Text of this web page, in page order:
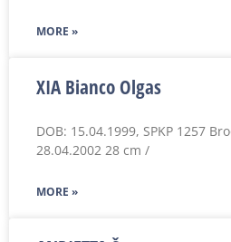
MORE »
XIA Bianco Olgas
DOB: 15.04.1999, SPKP 1257
28.04.2002 28 cm /
MORE »